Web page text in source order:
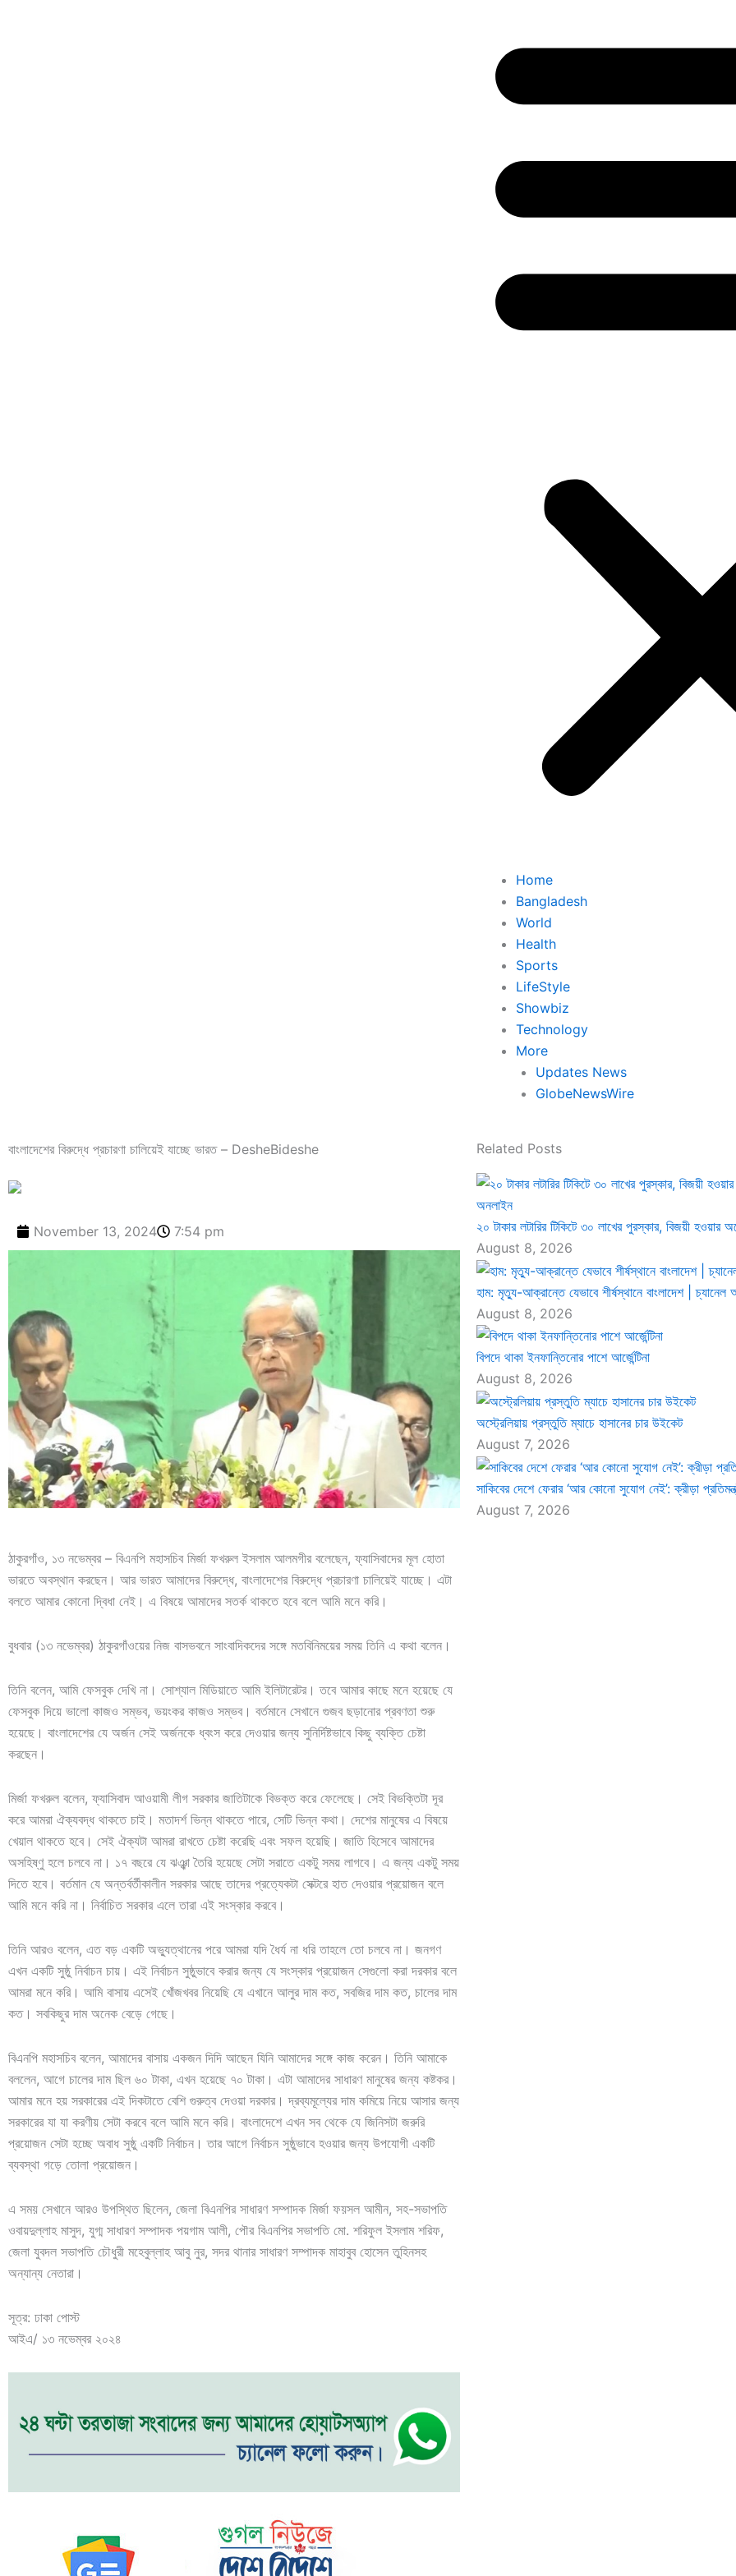
Home
Bangladesh
World
Health
Sports
LifeStyle
Showbiz
Technology
More
Updates News
GlobeNewsWire
বাংলাদেশের বিরুদ্ধে প্রচারণা চালিয়েই যাচ্ছে ভারত – DesheBideshe
November 13, 2024 7:54 pm
ঠাকুরগাঁও, ১৩ নভেম্বর – বিএনপি মহাসচিব মির্জা ফখরুল ইসলাম আলমগীর বলেছেন, ফ্যাসিবাদের মূল হোতা
ভারতে অবস্থান করছেন। আর ভারত আমাদের বিরুদ্ধে, বাংলাদেশের বিরুদ্ধে প্রচারণা চালিয়েই যাচ্ছে। এটা
বলতে আমার কোনো দ্বিধা নেই। এ বিষয়ে আমাদের সতর্ক থাকতে হবে বলে আমি মনে করি।
বুধবার (১৩ নভেম্বর) ঠাকুরগাঁওয়ের নিজ বাসভবনে সাংবাদিকদের সঙ্গে মতবিনিময়ের সময় তিনি এ কথা বলেন।
তিনি বলেন, আমি ফেসবুক দেখি না। সোশ্যাল মিডিয়াতে আমি ইলিটারেটর। তবে আমার কাছে মনে হয়েছে যে
ফেসবুক দিয়ে ভালো কাজও সম্ভব, ভয়ংকর কাজও সম্ভব। বর্তমানে সেখানে গুজব ছড়ানোর প্রবণতা শুরু
হয়েছে। বাংলাদেশের যে অর্জন সেই অর্জনকে ধ্বংস করে দেওয়ার জন্য সুনির্দিষ্টভাবে কিছু ব্যক্তি চেষ্টা
করছেন।
মির্জা ফখরুল বলেন, ফ্যাসিবাদ আওয়ামী লীগ সরকার জাতিটাকে বিভক্ত করে ফেলেছে। সেই বিভক্তিটা দূর
করে আমরা ঐক্যবদ্ধ থাকতে চাই। মতাদর্শ ভিন্ন থাকতে পারে, সেটি ভিন্ন কথা। দেশের মানুষের এ বিষয়ে
খেয়াল থাকতে হবে। সেই ঐক্যটা আমরা রাখতে চেষ্টা করেছি এবং সফল হয়েছি। জাতি হিসেবে আমাদের
অসহিষ্ণু হলে চলবে না। ১৭ বছরে যে ঝঞ্ঝা তৈরি হয়েছে সেটা সরাতে একটু সময় লাগবে। এ জন্য একটু সময়
দিতে হবে। বর্তমান যে অন্তর্বর্তীকালীন সরকার আছে তাদের প্রত্যেকটা সেক্টরে হাত দেওয়ার প্রয়োজন বলে
আমি মনে করি না। নির্বাচিত সরকার এলে তারা এই সংস্কার করবে।
তিনি আরও বলেন, এত বড় একটি অভ্যুত্থানের পরে আমরা যদি ধৈর্য না ধরি তাহলে তো চলবে না। জনগণ
এখন একটি সুষ্ঠু নির্বাচন চায়। এই নির্বাচন সুষ্ঠুভাবে করার জন্য যে সংস্কার প্রয়োজন সেগুলো করা দরকার বলে
আমরা মনে করি। আমি বাসায় এসেই খোঁজখবর নিয়েছি যে এখানে আলুর দাম কত, সবজির দাম কত, চালের দাম
কত। সবকিছুর দাম অনেক বেড়ে গেছে।
বিএনপি মহাসচিব বলেন, আমাদের বাসায় একজন দিদি আছেন যিনি আমাদের সঙ্গে কাজ করেন। তিনি আমাকে
বললেন, আগে চালের দাম ছিল ৬০ টাকা, এখন হয়েছে ৭০ টাকা। এটা আমাদের সাধারণ মানুষের জন্য কষ্টকর।
আমার মনে হয় সরকারের এই দিকটাতে বেশি গুরুত্ব দেওয়া দরকার। দ্রব্যমূল্যের দাম কমিয়ে নিয়ে আসার জন্য
সরকারের যা যা করণীয় সেটা করবে বলে আমি মনে করি। বাংলাদেশে এখন সব থেকে যে জিনিসটা জরুরি
প্রয়োজন সেটা হচ্ছে অবাধ সুষ্ঠু একটি নির্বাচন। তার আগে নির্বাচন সুষ্ঠুভাবে হওয়ার জন্য উপযোগী একটি
ব্যবস্থা গড়ে তোলা প্রয়োজন।
এ সময় সেখানে আরও উপস্থিত ছিলেন, জেলা বিএনপির সাধারণ সম্পাদক মির্জা ফয়সল আমীন, সহ-সভাপতি
ওবায়দুল্লাহ মাসুদ, যুগ্ম সাধারণ সম্পাদক পয়গাম আলী, পৌর বিএনপির সভাপতি মো. শরিফুল ইসলাম শরিফ,
জেলা যুবদল সভাপতি চৌধুরী মহেবুল্লাহ আবু নুর, সদর থানার সাধারণ সম্পাদক মাহাবুব হোসেন তুহিনসহ
অন্যান্য নেতারা।
সূত্র: ঢাকা পোস্ট
আইএ/ ১৩ নভেম্বর ২০২৪
Related Posts
২০ টাকার লটারির টিকিটে ৩০ লাখের পুরস্কার, বিজয়ী
August 8, 2026
হাম: মৃত্যু-আক্রান্তে যেভাবে শীর্ষস্থানে বাংলাদেশ |
August 8, 2026
বিপদে থাকা ইনফান্তিনোর পাশে আর্জেন্টিনা
August 8, 2026
অস্ট্রেলিয়ায় প্রস্তুতি ম্যাচে হাসানের চার উইকেট
August 7, 2026
সাকিবের দেশে ফেরার ‘আর কোনো সুযোগ নেই’: ক্রীড়া
August 7, 2026